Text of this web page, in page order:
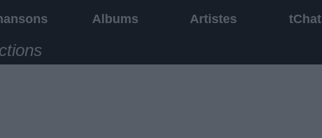
Albums Artistes tChat